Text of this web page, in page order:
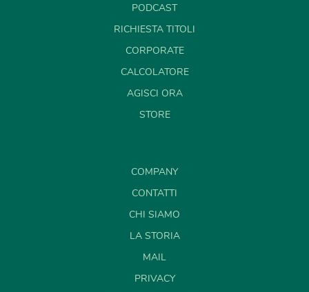
PODCAST
RICHIESTA TITOLI
CORPORATE
CALCOLATORE
AGISCI ORA
STORE
COMPANY
CONTATTI
CHI SIAMO
LA STORIA
MAIL
PRIVACY